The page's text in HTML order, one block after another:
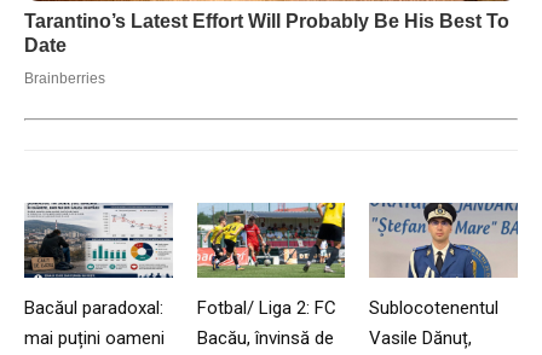
Bacăul paradoxal:
mai puțini oameni
Fotbal/ Liga 2: FC
Bacău, învinsă de
Sublocotenentul
Vasile Dănuț,